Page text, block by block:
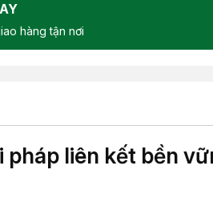
hàng tận nơi
pháp liên kết bền